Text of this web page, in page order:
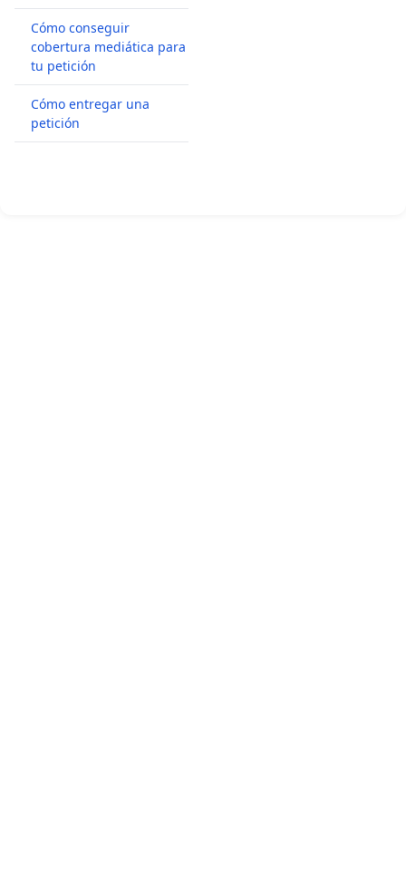
Cómo conseguir
cobertura mediática para
tu petición
Cómo entregar una
petición